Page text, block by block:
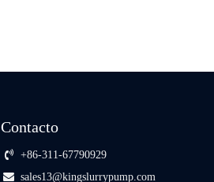
Contacto
+86-311-67790929
sales13@kingslurrypump.com